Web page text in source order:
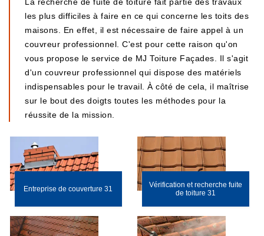
les plus difficiles à faire en ce qui concerne les toits des
maisons. En effet, il est nécessaire de faire appel à un
couvreur professionnel. C'est pour cette raison qu'on
vous propose le service de MJ Toiture Façades. Il s'agit
d'un couvreur professionnel qui dispose des matériels
indispensables pour le travail. À côté de cela, il maîtrise
sur le bout des doigts toutes les méthodes pour la
réussite de la mission.
Entreprise de couverture 31
Vérification et recherche fuite
de toiture 31